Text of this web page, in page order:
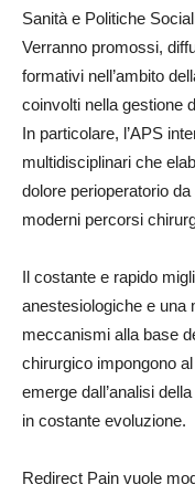
Sanità e Politiche
Verranno promossi,
formativi nell’ambito
coinvolti nella gestione
In particolare, l’APS
multidisciplinari che
dolore perioperatorio
moderni percorsi
Il costante e rapido
anestesiologiche e una
meccanismi alla base
chirurgico impongono
emerge dall’analisi
in costante evoluzione.
Redirect Pain vuole